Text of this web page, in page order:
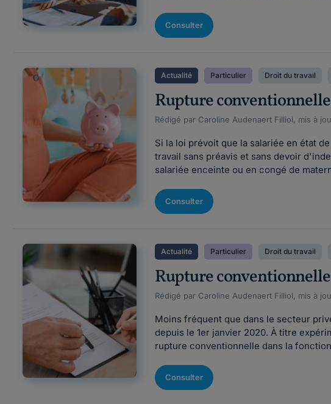
Consulter
Actualité Particulier Droit du travail
Rupture
Rédigé par Caroline Audenaert Filliol, mis à
Si la loi prévoit que la salariée en état
travail sans préavis et sans devoir
salariée enceinte ou en congé de
Consulter
Actualité Particulier Droit du travail
Rupture
Rédigé par Caroline Audenaert Filliol, mis à
Moins fréquent que dans le secteur
depuis le 1er janvier 2020. À titre
rupture conventionnelle dans la
Consulter